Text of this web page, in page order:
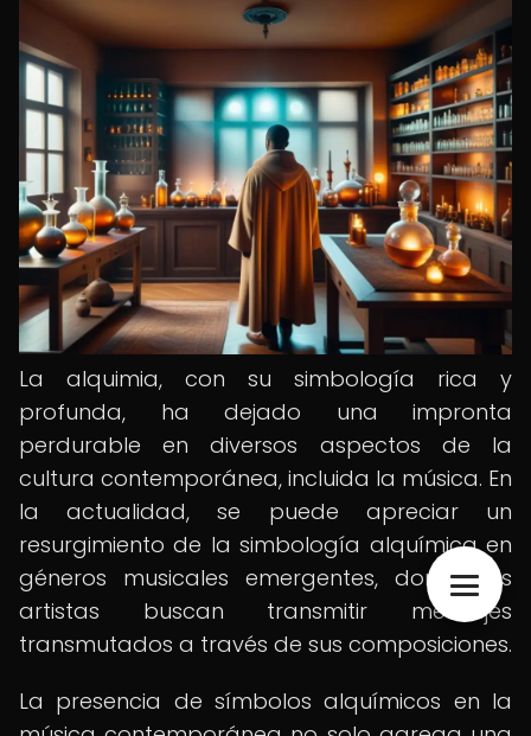
La alquimia, con su simbología rica y
profunda, ha dejado una impronta
perdurable en diversos aspectos de la
cultura contemporánea, incluida la música. En
la actualidad, se puede apreciar un
resurgimiento de la simbología alquímica en
géneros musicales emergentes, donde los
artistas buscan transmitir mensajes
transmutados a través de sus composiciones.
La presencia de símbolos alquímicos en la